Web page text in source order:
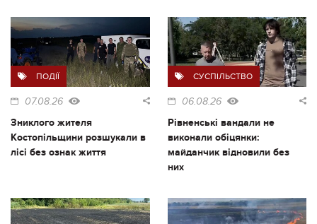
ПОДІЇ
07.08.26
Зниклого жителя
Костопільщини розшукали в
лісі без ознак життя
СУСПІЛЬСТВО
06.08.26
Рівненські вандали не
виконали обіцянки:
майданчик відновили без
них